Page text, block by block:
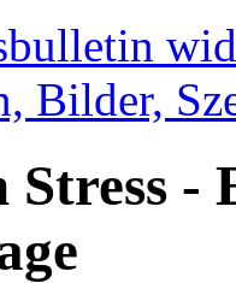
Bilder,
Stress -